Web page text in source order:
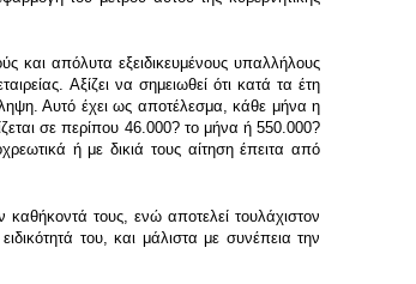
και απόλυτα εξειδικευμένους υπαλλήλους
Αξίζει να σημειωθεί ότι κατά τα έτη
Αυτό έχει ως αποτέλεσμα, κάθε μήνα η
σε περίπου 46.000? το μήνα ή 550.000?
ή με δικιά τους αίτηση έπειτα από
καθήκοντά τους, ενώ αποτελεί τουλάχιστον
του, και μάλιστα με συνέπεια την